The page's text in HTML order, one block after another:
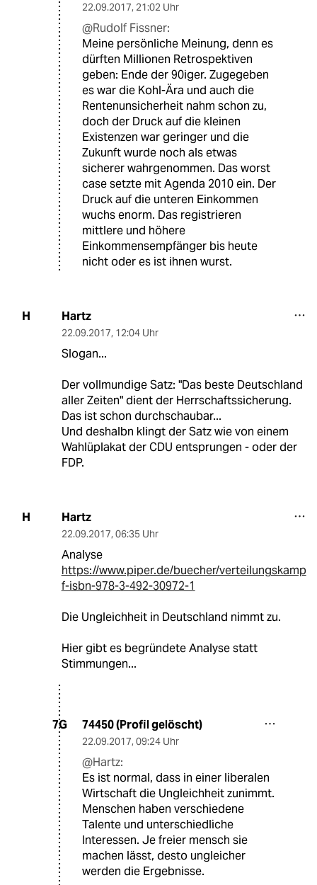
22.09.2017, 21:02 Uhr
@Rudolf Fissner:
Meine persönliche Meinung, denn es
dürften Millionen Retrospektiven
geben: Ende der 90iger. Zugegeben
es war die Kohl-Ära und auch die
Rentenunsicherheit nahm schon zu,
doch der Druck auf die kleinen
Existenzen war geringer und die
Zukunft wurde noch als etwas
sicherer wahrgenommen. Das worst
case setzte mit Agenda 2010 ein. Der
Druck auf die unteren Einkommen
wuchs enorm. Das registrieren
mittlere und höhere
Einkommensempfänger bis heute
nicht oder es ist ihnen wurst.
H Hartz
22.09.2017, 12:04 Uhr
Slogan...
Der vollmundige Satz: "Das beste Deutschland
aller Zeiten" dient der Herrschaftssicherung.
Das ist schon durchschaubar...
Und deshalbn klingt der Satz wie von einem
Wahlüplakat der CDU entsprungen - oder der
FDP.
H Hartz
22.09.2017, 06:35 Uhr
Analyse
https://www.piper.de/buecher/verteilungskamp
f-isbn-978-3-492-30972-1
Die Ungleichheit in Deutschland nimmt zu.
Hier gibt es begründete Analyse statt
Stimmungen...
7G 74450 (Profil gelöscht)
22.09.2017, 09:24 Uhr
@Hartz:
Es ist normal, dass in einer liberalen
Wirtschaft die Ungleichheit zunimmt.
Menschen haben verschiedene
Talente und unterschiedliche
Interessen. Je freier mensch sie
machen lässt, desto ungleicher
werden die Ergebnisse.